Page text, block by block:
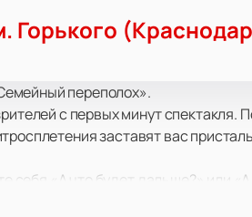
Горького
переполох».
с первых минут спектакля.
заставят вас
«А что будет дальше?» или «А
а также победа вечных